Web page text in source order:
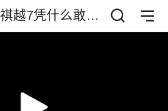
越7凭什么敢叫
炮